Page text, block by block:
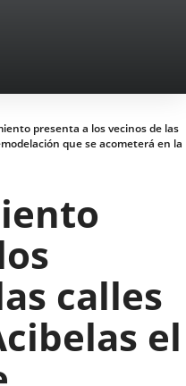
presenta a los vecinos de las
que se acometerá en la
calles
el